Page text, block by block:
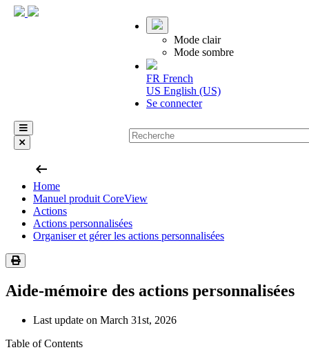
Mode clair
Mode sombre
FR French
US English (US)
Se connecter
arrow_left_alt
Home
Manuel produit CoreView
Actions
Actions personnalisées
Organiser et gérer les actions personnalisées
Aide-mémoire des actions personnalisées
Last update on March 31st, 2026
Table of Contents